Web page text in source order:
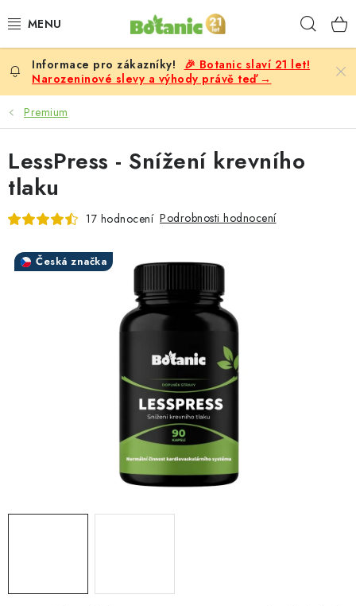
na
PREMIUM
DOPLŇKY STRAVY
POTRAVINY, NÁPOJE
BESTSELLERY
Recenze
Věrnostní program
Proč Botanic?
Kontakty
🎉 Botanic slaví 21 let!
Narozeninové slevy a výhody právě teď →
Premium
LessPress - Snížení krevního
tlaku
17 hodnocení Podrobnosti hodnocení
Česká značka